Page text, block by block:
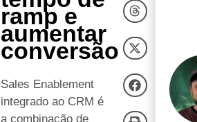
ramp e
aumentar
conversão
Sales Enablement
integrado ao CRM é
a combinação de